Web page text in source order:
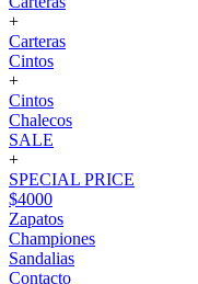
+
Carteras
Cintos
+
Cintos
Chalecos
SALE
+
SPECIAL PRICE
$4000
Zapatos
Championes
Sandalias
Contacto